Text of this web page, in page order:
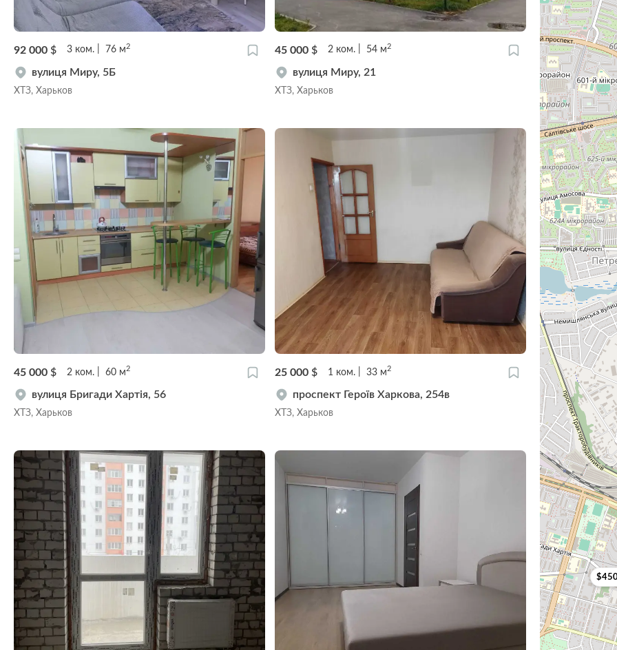
92 000 $ 3 ком. 76 м 2
вулиця Миру, 5Б
ХТЗ, Харьков
45 000 $ 2 ком. 54 м 2
вулиця Миру, 21
ХТЗ, Харьков
45 000 $ 2 ком. 60 м2
вулиця Бригади Хартія, 56
ХТЗ, Харьков
25 000 $ 1 ком. 33 м2
проспект Героїв Харкова, 254в
ХТЗ, Харьков